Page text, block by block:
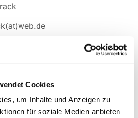
Cookies
um Inhalte und Anzeigen zu
für soziale Medien anbieten
19:30 bis 21:00 Uhr